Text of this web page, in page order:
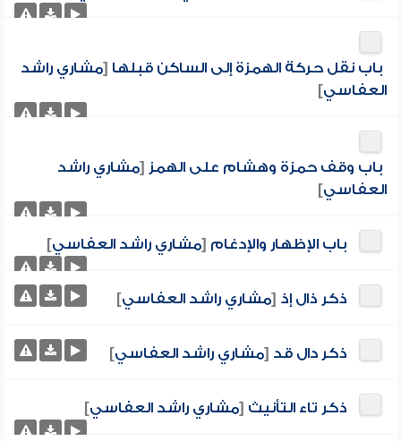
باب نقل حركة الهمزة إلى الساكن قبلها [مشاري راشد
العفاسي]
باب وقف حمزة وهشام على الهمز [مشاري راشد
العفاسي]
باب الإظهار والإدغام [مشاري راشد العفاسي]
ذكر ذال إذ [مشاري راشد العفاسي]
ذكر دال قد [مشاري راشد العفاسي]
ذكر تاء التأنيث [مشاري راشد العفاسي]